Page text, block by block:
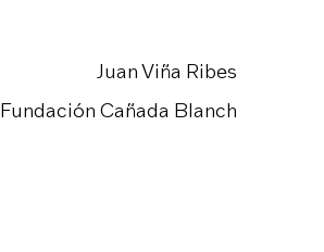
Juan Viña Ribes
Fundación Cañada Blanch